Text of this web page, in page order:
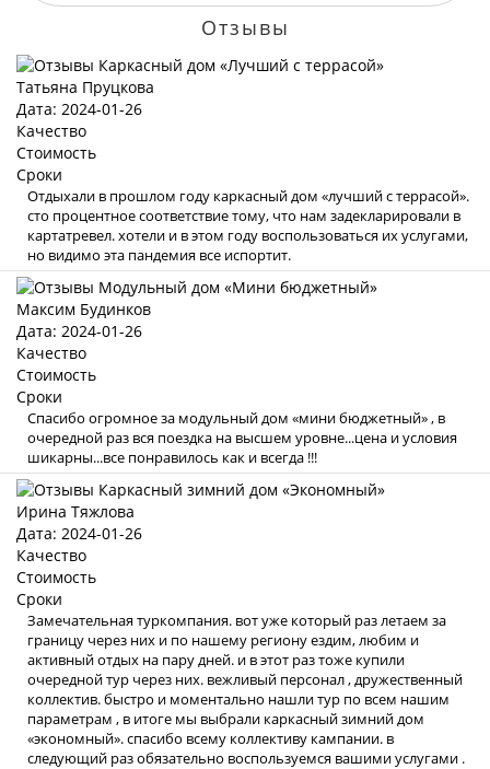
Отзывы
Татьяна Пруцкова
Дата: 2024-01-26
Качество
Стоимость
Сроки
Отдыхали в прошлом году каркасный дом «лучший с террасой».
сто процентное соответствие тому, что нам задекларировали в
картатревел. хотели и в этом году воспользоваться их услугами,
но видимо эта пандемия все испортит.
Максим Будинков
Дата: 2024-01-26
Качество
Стоимость
Сроки
Спасибо огромное за модульный дом «мини бюджетный» , в
очередной раз вся поездка на высшем уровне...цена и условия
шикарны...все понравилось как и всегда !!!
Ирина Тяжлова
Дата: 2024-01-26
Качество
Стоимость
Сроки
Замечательная туркомпания. вот уже который раз летаем за
границу через них и по нашему региону ездим, любим и
активный отдых на пару дней. и в этот раз тоже купили
очередной тур через них. вежливый персонал , дружественный
коллектив. быстро и моментально нашли тур по всем нашим
параметрам , в итоге мы выбрали каркасный зимний дом
«экономный». спасибо всему коллективу кампании. в
следующий раз обязательно воспользуемся вашими услугами .